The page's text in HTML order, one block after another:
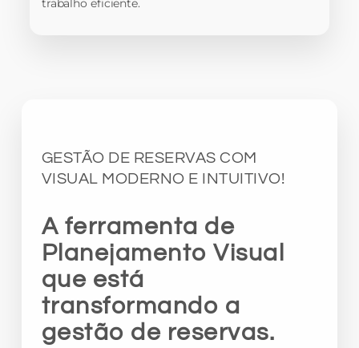
trabalho eficiente.
GESTÃO DE RESERVAS COM
VISUAL MODERNO E INTUITIVO!
A ferramenta de
Planejamento Visual
que está
transformando a
gestão de reservas.